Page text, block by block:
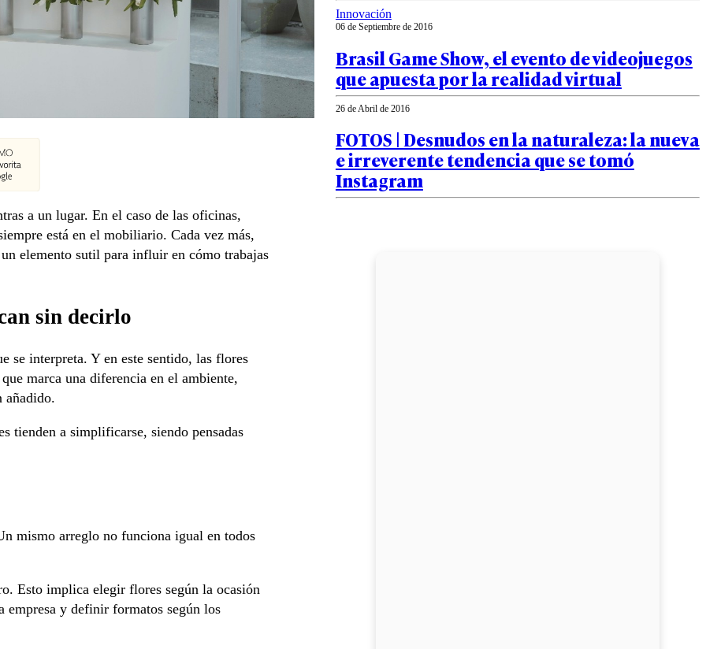
a un lugar. En el caso de las oficinas,
está en el mobiliario. Cada vez más,
elemento sutil para influir en cómo trabajas
sin decirlo
interpreta. Y en este sentido, las flores
marca una diferencia en el ambiente,
añadido.
tienden a simplificarse, siendo pensadas
mismo arreglo no funciona igual en todos
Esto implica elegir flores según la ocasión
y definir formatos según los
Innovación
06 de Septiembre de 2016
Brasil Game Show, el evento de videojuegos
que apuesta por la realidad virtual
26 de Abril de 2016
FOTOS | Desnudos en la naturaleza: la nueva
e irreverente tendencia que se tomó
Instagram